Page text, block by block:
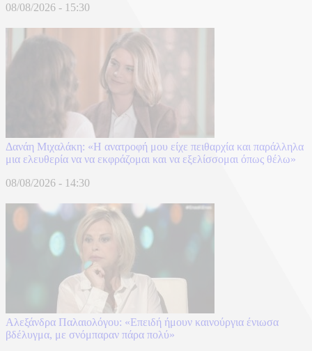
08/08/2026 - 15:30
Δανάη Μιχαλάκη: «Η ανατροφή μου είχε πειθαρχία και παράλληλα
μια ελευθερία να να εκφράζομαι και να εξελίσσομαι όπως θέλω»
08/08/2026 - 14:30
Αλεξάνδρα Παλαιολόγου: «Επειδή ήμουν καινούργια ένιωσα
βδέλυγμα, με σνόμπαραν πάρα πολύ»